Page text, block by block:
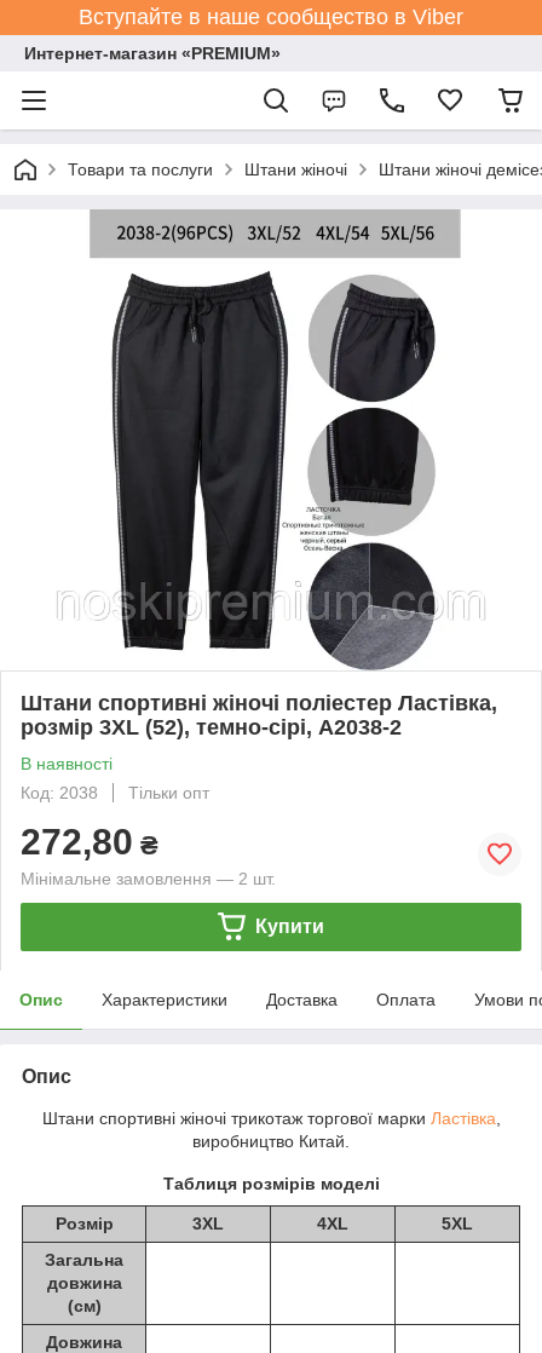
Вступайте в наше сообщество в Viber
Интернет-магазин «PREMIUM»
Товари та послуги Штани жіночі Штани жіночі
Штани спортивні жіночі поліестер Ластівка,
розмір 3XL (52), темно-сірі, А2038-2
В наявності
Код: 2038
Тільки опт
272,80 ₴
Мінімальне замовлення — 2 шт.
Купити
Опис Характеристики Доставка Оплата Умови
Опис
Штани спортивні жіночі трикотаж торгової марки Ластівка
виробництво Китай.
Таблиця розмірів моделі
Розмір 3XL 4XL
5XL
Загальна
довжина
(см)
Довжина